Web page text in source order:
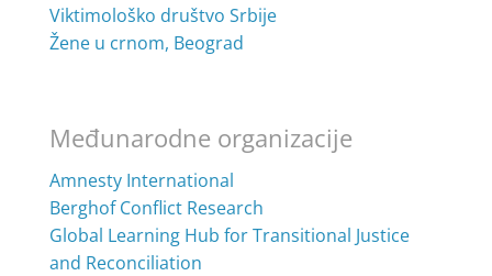
Viktimološko društvo Srbije
Žene u crnom, Beograd
Međunarodne organizacije
Amnesty International
Berghof Conflict Research
Global Learning Hub for Transitional Justice
and Reconciliation